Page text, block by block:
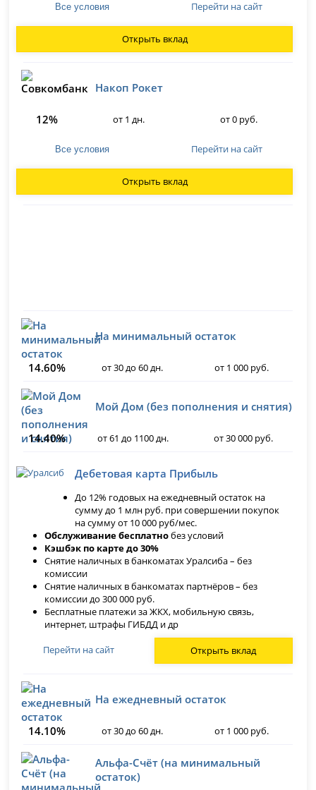
Все условия Перейти на сайт
Открыть вклад
Накоп Рокет
12% от 1 дн. от 0 руб.
Все условия Перейти на сайт
Открыть вклад
На минимальный остаток
14.60% от 30 до 60 дн. от 1 000 руб.
Мой Дом (без пополнения и снятия)
14.40% от 61 до 1100 дн. от 30 000 руб.
Дебетовая карта Прибыль
До 12% годовых на ежедневный остаток на
сумму до 1 млн руб. при совершении покупок
на сумму от 10 000 руб/мес.
Обслуживание бесплатнобез условий
Кэшбэк по карте до 30%
Снятие наличных в банкоматах Уралсиба – без
комиссии
Снятие наличных в банкоматах партнёров – без
комиссии до 300 000 руб.
Бесплатные платежи за ЖКХ, мобильную связь,
интернет, штрафы ГИБДД и др
Перейти на сайт
Открыть вклад
На ежедневный остаток
14.10% от 30 до 60 дн. от 1 000 руб.
Альфа-Счёт (на минимальный
остаток)